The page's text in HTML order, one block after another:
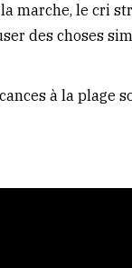
marche, le cri
des choses
à la plage